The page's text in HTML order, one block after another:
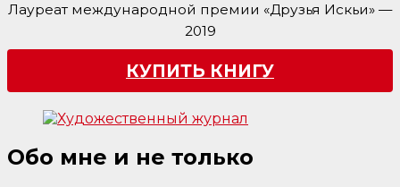
Лауреат международной премии «Друзья Искьи» —
2019
КУПИТЬ КНИГУ
Обо мне и не только